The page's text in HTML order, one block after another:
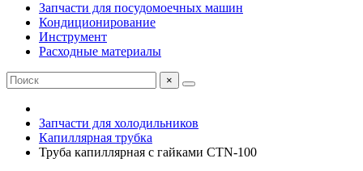
Запчасти для посудомоечных машин
Кондиционирование
Инструмент
Расходные материалы
×
Запчасти для холодильников
Капиллярная трубка
Труба капиллярная с гайками CTN-100